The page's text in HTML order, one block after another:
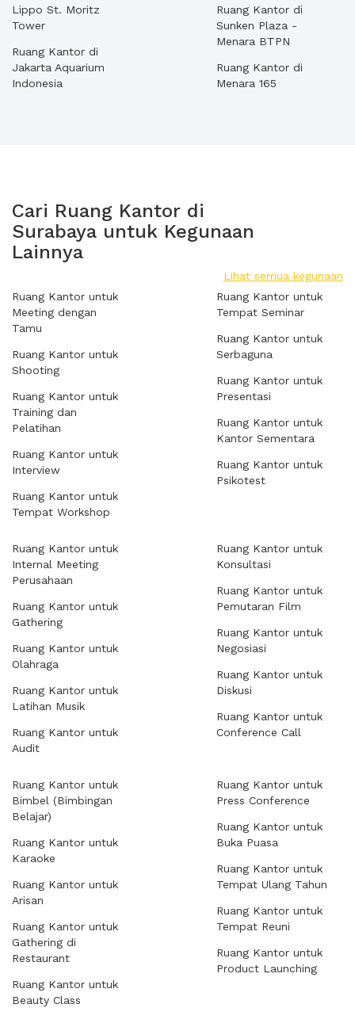
Lippo St. Moritz
Tower
Ruang Kantor di
Jakarta Aquarium
Indonesia
Ruang Kantor di
Sunken Plaza -
Menara BTPN
Ruang Kantor di
Menara 165
Cari Ruang Kantor di
Surabaya untuk Kegunaan
Lainnya
Lihat semua kegunaan
Ruang Kantor untuk
Meeting dengan
Tamu
Ruang Kantor untuk
Shooting
Ruang Kantor untuk
Training dan
Pelatihan
Ruang Kantor untuk
Interview
Ruang Kantor untuk
Tempat Workshop
Ruang Kantor untuk
Tempat Seminar
Ruang Kantor untuk
Serbaguna
Ruang Kantor untuk
Presentasi
Ruang Kantor untuk
Kantor Sementara
Ruang Kantor untuk
Psikotest
Ruang Kantor untuk
Internal Meeting
Perusahaan
Ruang Kantor untuk
Gathering
Ruang Kantor untuk
Olahraga
Ruang Kantor untuk
Latihan Musik
Ruang Kantor untuk
Audit
Ruang Kantor untuk
Konsultasi
Ruang Kantor untuk
Pemutaran Film
Ruang Kantor untuk
Negosiasi
Ruang Kantor untuk
Diskusi
Ruang Kantor untuk
Conference Call
Ruang Kantor untuk
Bimbel (Bimbingan
Belajar)
Ruang Kantor untuk
Karaoke
Ruang Kantor untuk
Arisan
Ruang Kantor untuk
Gathering di
Restaurant
Ruang Kantor untuk
Beauty Class
Ruang Kantor untuk
Press Conference
Ruang Kantor untuk
Buka Puasa
Ruang Kantor untuk
Tempat Ulang Tahun
Ruang Kantor untuk
Tempat Reuni
Ruang Kantor untuk
Product Launching